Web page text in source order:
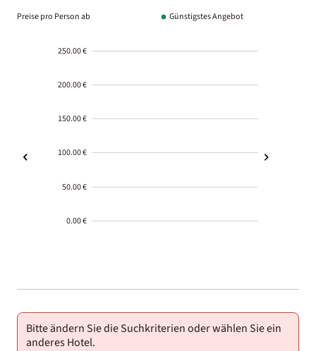
Preise pro Person ab Günstigstes Angebot
250.00 €
200.00 €
150.00 €
100.00 €
50.00 €
0.00 €
01-02
Bitte ändern Sie die Suchkriterien oder wählen Sie ein
anderes Hotel.